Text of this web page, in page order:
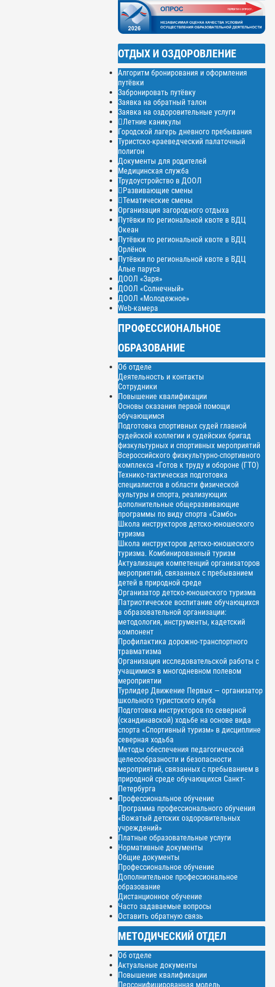
ОТДЫХ И ОЗДОРОВЛЕНИЕ
Алгоритм бронирования и оформления
путёвки
Забронировать путёвку
Заявка на обратный талон
Заявка на оздоровительные услуги
Летние каникулы
Городской лагерь дневного пребывания
Туристско-краеведческий палаточный
полигон
Документы для родителей
Медицинская служба
Трудоустройство в ДООЛ
Развивающие смены
Тематические смены
Организация загородного отдыха
Путёвки по региональной квоте в ВДЦ
Океан
Путёвки по региональной квоте в ВДЦ
Орлёнок
Путёвки по региональной квоте в ВДЦ
Алые паруса
ДООЛ «Заря»
ДООЛ «Солнечный»
ДООЛ «Молодежное»
Web-камера
ПРОФЕССИОНАЛЬНОЕ
ОБРАЗОВАНИЕ
Об отделе
Деятельность и контакты
Сотрудники
Повышение квалификации
Основы оказания первой помощи
обучающимся
Подготовка спортивных судей главной
судейской коллегии и судейских бригад
физкультурных и спортивных мероприятий
Всероссийского физкультурно-спортивного
комплекса «Готов к труду и обороне (ГТО)
Технико-тактическая подготовка
специалистов в области физической
культуры и спорта, реализующих
дополнительные общеразвивающие
программы по виду спорта «Самбо»
Школа инструкторов детско-юношеского
туризма
Школа инструкторов детско-юношеского
туризма. Комбинированный туризм
Актуализация компетенций организаторов
мероприятий, связанных с пребыванием
детей в природной среде
Организатор детско-юношеского туризма
Патриотическое воспитание обучающихся
в образовательной организации:
методология, инструменты, кадетский
компонент
Профилактика дорожно-транспортного
травматизма
Организация исследовательской работы с
учащимися в многодневном полевом
мероприятии
Турлидер Движение Первых — организатор
школьного туристского клуба
Подготовка инструкторов по северной
(скандинавской) ходьбе на основе вида
спорта «Спортивный туризм» в дисциплине
северная ходьба
Методы обеспечения педагогической
целесообразности и безопасности
мероприятий, связанных с пребыванием в
природной среде обучающихся Санкт-
Петербурга
Профессиональное обучение
Программа профессионального обучения
«Вожатый детских оздоровительных
учреждений»
Платные образовательные услуги
Нормативные документы
Общие документы
Профессиональное обучение
Дополнительное профессиональное
образование
Дистанционное обучение
Часто задаваемые вопросы
Оставить обратную связь
МЕТОДИЧЕСКИЙ ОТДЕЛ
Об отделе
Актуальные документы
Повышение квалификации
Персонифицированная модель